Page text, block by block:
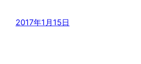
2017年1月15日